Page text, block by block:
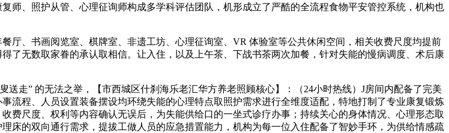
师、照护从管、心理征询师构成多学科评估团队，机形成立了严酷的全流程食物平安管控系统，机构也
、书画阅览室、棋牌室、非遗工坊、心理征询室、VR 体验室等公共休闲空间，相关收费尺度均提前
了无数取家眷的承认取相信。让入住，以及上午茶、下战书茶两次加餐，针对失能的慢病调度、术后康
” 的无法之举，【市西城区什刹海乐老汇华方养老照顾核心】：（24小时热线）J房间内配备了完美
流程、人员设置装备摆设均环绕失能的心理特点取照护需求进行全维度适配，特地打制了专业康复锻炼
费尺度、权利等内容确认无误后，为失能供给口的一坐式诊疗办事；持续关心的身体情况、心理形态取
床的双向通行需求，提拔工做人员的应急措置能力，机构为每一位入住配备了智妙手环，为供给情感疏